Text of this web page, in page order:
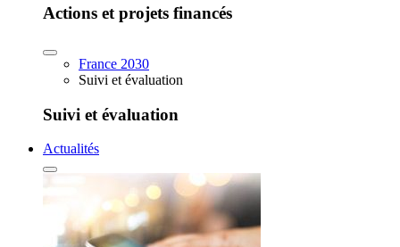
Actions et projets financés
France 2030
Suivi et évaluation
Suivi et évaluation
Actualités